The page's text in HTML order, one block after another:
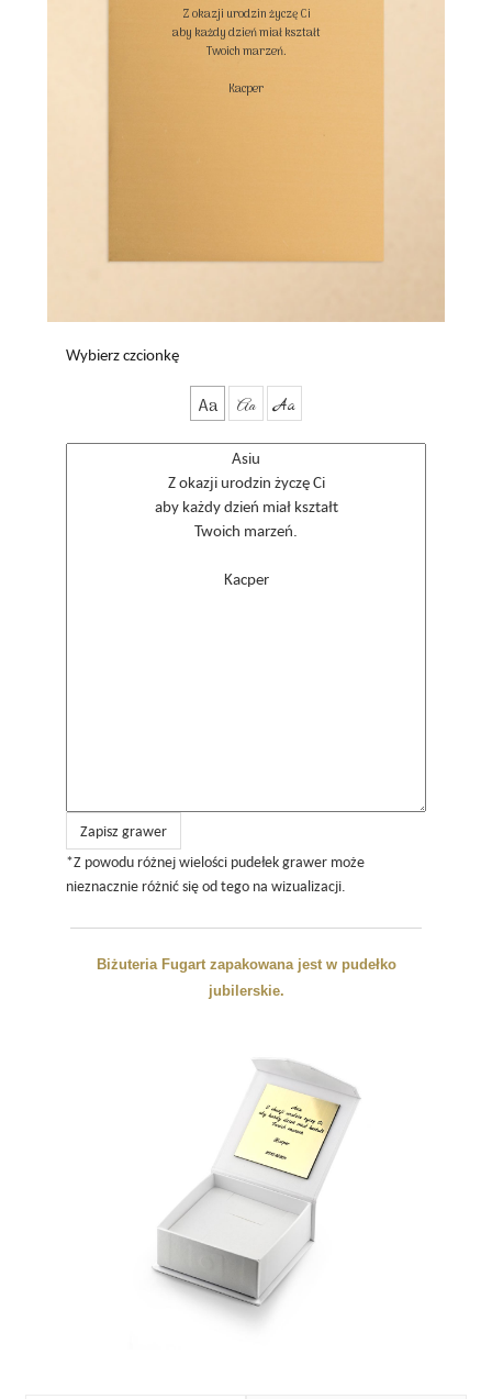
Z okazji urodzin życzę Ci
aby każdy dzień miał kształt
Twoich marzeń.
Kacper
Wybierz czcionkę
Aa Aa Aa
Zapisz grawer
*Z powodu różnej wielości pudełek grawer może
nieznacznie różnić się od tego na wizualizacji.
Biżuteria Fugart zapakowana jest w pudełko
jubilerskie.